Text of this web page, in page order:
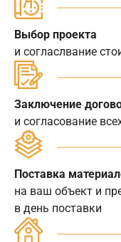
Выбор проекта
и согласлвание
Заключение
и согласование
Поставка
на ваш объект и
в день поставки